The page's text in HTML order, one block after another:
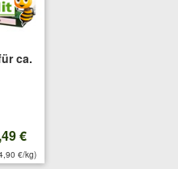
ca.
€
€/kg)